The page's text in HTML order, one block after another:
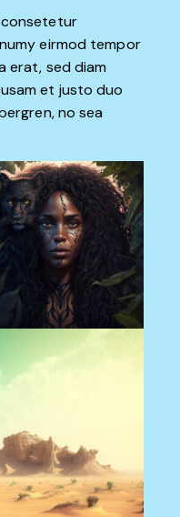
eirmod tempor
erat, sed diam
et justo duo
no sea